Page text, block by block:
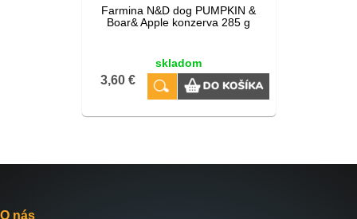
Farmina N&D dog PUMPKIN &
Boar& Apple konzerva 285 g
skladom
3,60 €
O nás